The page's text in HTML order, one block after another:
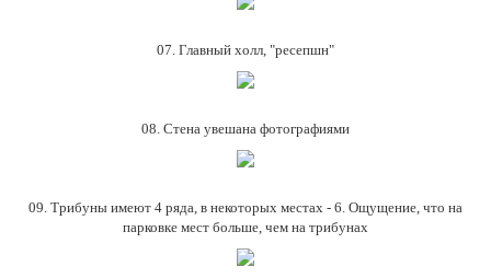
07. Главный холл, "ресепшн"
08. Стена увешана фотографиями
09. Трибуны имеют 4 ряда, в некоторых местах - 6. Ощущение, что на
парковке мест больше, чем на трибунах